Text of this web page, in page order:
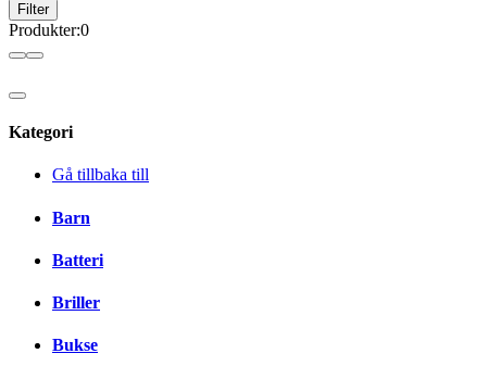
Filter
Produkter:0
Kategori
Gå tillbaka till
Barn
Batteri
Briller
Bukse